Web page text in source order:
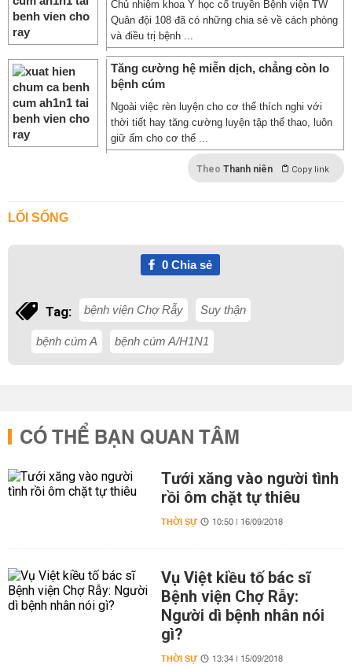
Chủ nhiệm khoa Y học cổ truyền Bệnh viện TW
Quân đội 108 đã có những chia sẻ về cách phòng
và điều trị bệnh ...
Tăng cường hệ miễn dịch, chẳng còn lo
bệnh cúm
Ngoài việc rèn luyện cho cơ thể thích nghi với
thời tiết hay tăng cường luyện tập thể thao, luôn
giữ ấm cho cơ thể ...
Theo Thanh niên Copy link
LỐI SỐNG
0Chia sẻ
Tag: bệnh viện Chợ Rẫy Suy thận
bệnh cúm A bệnh cúm A/H1N1
CÓ THỂ BẠN QUAN TÂM
Tưới xăng vào người tình
rồi ôm chặt tự thiêu
THỜI SỰ 10:50 | 16/09/2018
Vụ Việt kiều tố bác sĩ
Bệnh viện Chợ Rẫy:
Người dì bệnh nhân nói
gì?
THỜI SỰ 13:34 | 15/09/2018